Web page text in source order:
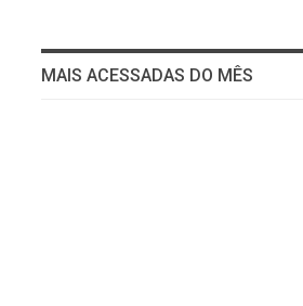
MAIS ACESSADAS DO MÊS